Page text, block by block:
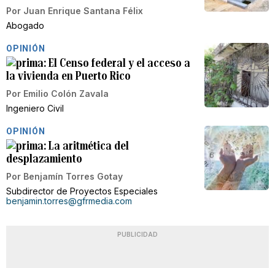
Por Juan Enrique Santana Félix
Abogado
OPINIÓN
El Censo federal y el acceso a
la vivienda en Puerto Rico
Por Emilio Colón Zavala
Ingeniero Civil
OPINIÓN
La aritmética del
desplazamiento
Por Benjamín Torres Gotay
Subdirector de Proyectos Especiales
benjamin.torres@gfrmedia.com
PUBLICIDAD